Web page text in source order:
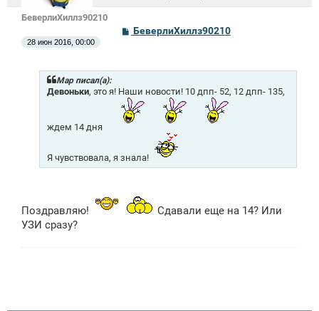
БеверлиХиллз90210
С
о
щ
н
и
е
БеверлиХиллз90210
28 июн 2016, 00:00
Mар писал(а):
Девоньки, это я! Наши новости! 10 дпп- 52, 12 дпп- 135,
ждем 14 дня
Я чувствовала, я знала!
Поздравляю!
Сдавали еще на 14? Или
УЗИ сразу?